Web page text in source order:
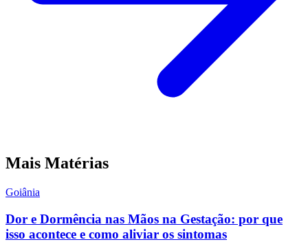
Mais Matérias
Goiânia
Dor e Dormência nas Mãos na Gestação: por que
isso acontece e como aliviar os sintomas